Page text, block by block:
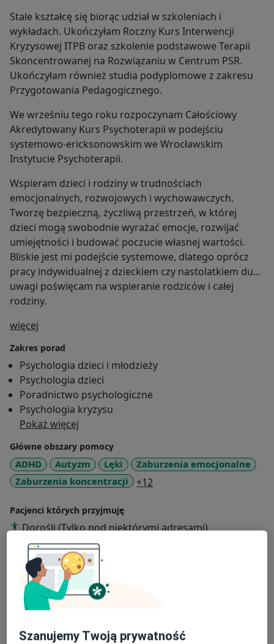
Stale kształcę się biorąc udział w szkoleniach i
wykładach. Ukończyłam Roczny Kurs Interwencji
Kryzysowej ITPB oraz szkolenie podstawowe Terapii
Skoncentrowanej na Rozwiązaniu w Centrum PSR.
Ukończyłam również studia podyplomowe z zakresu
Przygotowania Pedagogicznego.
We wrześniu tego roku rozpoczynam Całościowy
Akredytowany Kurs Psychoterapii w podejściu
systemowo-ericksonowskim we Wrocławskim
Instytucie Psychoterapii.
Wspieram dzieci i rodziny w trudnościach
emocjonalnych, rozwojowych i wychowawczych.
Tworzę bezpieczną, życzliwą przestrzeń, w której
dzieci mogą swobodnie wyrażać emocje, rozwijać
umiejętności i budować poczucie własnej wartości.
Bliskie jest mi podejście systemowe, dlatego oprócz
pracy indywidualnej z dzieckiem czy nastolatkiem dużo
uwagi poświęcam na wspieranie rodziców i całej
rodziny.
więcej
Zakres porad
Psychologia dzieci i młodzieży
Psychologia dzieci
Poradnictwo psychologiczne
Psychologia kryzysu
Pokaż więcej
Główne obszary pomocy
ADHD Autyzm Lęki
Zaburzenia emocjonalne
Zaburzenia koncentracji
+12
Pacjenci których przyjmuję
Dorośli (Tylko pod niektórymi adresami)
Dzieci (Tylko pod niektórymi adresami)
Rodzaje konsultacji
StacjonarneZobacz lokalizacje (1)
Konsultacje online
Zdjęcia i filmy
Szanujemy Twoją prywatność